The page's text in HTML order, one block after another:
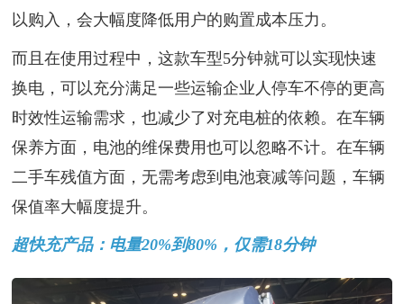
以购入，会大幅度降低用户的购置成本压力。
而且在使用过程中，这款车型5分钟就可以实现快速
换电，可以充分满足一些运输企业人停车不停的更高
时效性运输需求，也减少了对充电桩的依赖。在车辆
保养方面，电池的维保费用也可以忽略不计。在车辆
二手车残值方面，无需考虑到电池衰减等问题，车辆
保值率大幅度提升。
超快充产品：电量20%到80%，仅需18分钟